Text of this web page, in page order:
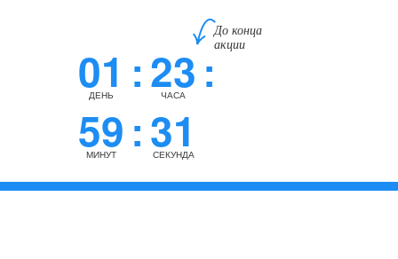
До конца
акции
01:
ДЕНЬ 23:
ЧАСА
59:
МИНУТ 30
СЕКУНД